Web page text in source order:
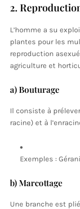
2.
L’homme a su
plantes pour les
reproduction
agriculture et
a) Bouturage
Il consiste à
racine) et à
Exemples :
b) Marcottage
Une branche est